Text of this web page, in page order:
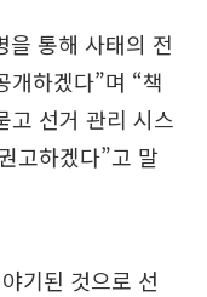
을 통해 사태의 전
개하겠다”며 “책
고 선거 관리 시스
고하겠다”고 말
기된 것으로 선